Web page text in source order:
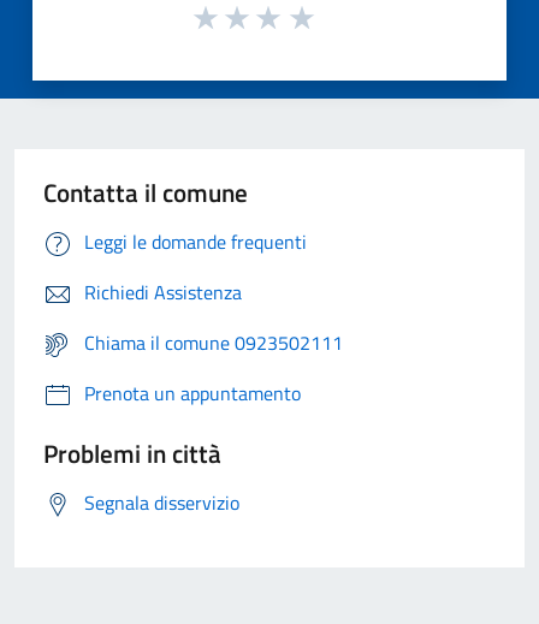
Contatta il comune
Leggi le domande frequenti
Richiedi Assistenza
Chiama il comune 0923502111
Prenota un appuntamento
Problemi in città
Segnala disservizio